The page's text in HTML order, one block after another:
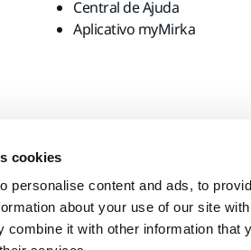
cookies
personalise content and ads, to
about your use of our site
combine it with other information that
Central de Ajuda
Aplicativo myMirka